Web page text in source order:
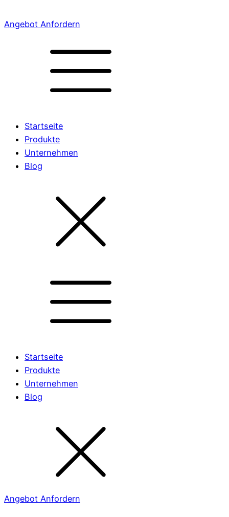
Angebot Anfordern
Startseite
Produkte
Unternehmen
Blog
Startseite
Produkte
Unternehmen
Blog
Angebot Anfordern